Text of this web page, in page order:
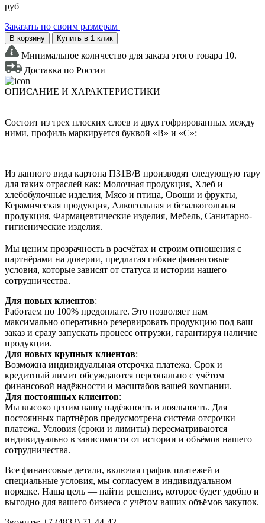
руб
Заказать по своим размерам
В корзину Купить в 1 клик
Минимальное количество для заказа этого товара 10.
Доставка по России
ОПИСАНИЕ И ХАРАКТЕРИСТИКИ
Состоит из трех плоских слоев и двух гофрированных между
ними, профиль маркируется буквой «В» и «С»:
Из данного вида картона П31В/B производят следующую тару
для таких отраслей как: Молочная продукция, Хлеб и
хлебобулочные изделия, Мясо и птица, Овощи и фрукты,
Керамическая продукция, Алкогольная и безалкогольная
продукция, Фармацевтические изделия, Мебель, Санитарно-
гигиенические изделия.
Мы ценим прозрачность в расчётах и строим отношения с
партнёрами на доверии, предлагая гибкие финансовые
условия, которые зависят от статуса и истории нашего
сотрудничества.
Для новых клиентов:
Работаем по 100% предоплате. Это позволяет нам
максимально оперативно резервировать продукцию под ваш
заказ и сразу запускать процесс отгрузки, гарантируя наличие
продукции.
Для новых крупных клиентов:
Возможна индивидуальная отсрочка платежа. Срок и
кредитный лимит обсуждаются персонально с учётом
финансовой надёжности и масштабов вашей компании.
Для постоянных клиентов:
Мы высоко ценим вашу надёжность и лояльность. Для
постоянных партнёров предусмотрена система отсрочки
платежа. Условия (сроки и лимиты) пересматриваются
индивидуально в зависимости от истории и объёмов нашего
сотрудничества.
Все финансовые детали, включая график платежей и
специальные условия, мы согласуем в индивидуальном
порядке. Наша цель — найти решение, которое будет удобно и
выгодно для вашего бизнеса с учётом ваших объёмов закупок.